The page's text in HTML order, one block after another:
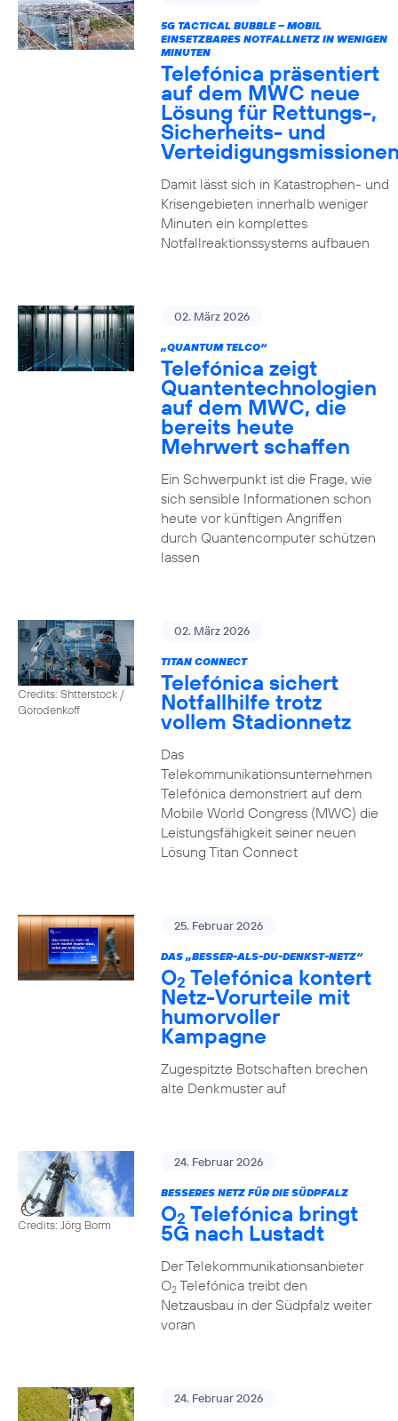
5G TACTICAL BUBBLE – MOBIL
EINSETZBARES NOTFALLNETZ IN WENIGEN
MINUTEN
Telefónica präsentiert
auf dem MWC neue
Lösung für Rettungs-,
Sicherheits- und
Damit lässt sich in Katastrophen- und
Krisengebieten innerhalb weniger
Minuten ein komplettes
Notfallreaktionssystems aufbauen
02. März 2026
„QUANTUM TELCO“
Telefónica zeigt
Quanten­technologien
auf dem MWC, die
bereits heute
Mehrwert schaffen
Ein Schwerpunkt ist die Frage, wie
sich sensible Informationen schon
heute vor künftigen Angriffen
durch Quantencomputer schützen
lassen
Credits: Shtterstock /
Gorodenkoff
02. März 2026
TITAN CONNECT
Telefónica sichert
Notfallhilfe trotz
vollem Stadionnetz
Das
Telekommunikationsunternehmen
Telefónica demonstriert auf dem
Mobile World Congress (MWC) die
Leistungsfähigkeit seiner neuen
Lösung Titan Connect
25. Februar 2026
DAS „BESSER-ALS-DU-DENKST-NETZ“
O2 Telefónica kontert
Netz-Vorurteile mit
humorvoller
Kampagne
Zugespitzte Botschaften brechen
alte Denkmuster auf
Credits: Jörg Borm
24. Februar 2026
BESSERES NETZ FÜR DIE SÜDPFALZ
O2 Telefónica bringt
5G nach Lustadt
Der Telekommunikationsanbieter
O2Telefónica treibt den
Netzausbau in der Südpfalz weiter
voran
24. Februar 2026